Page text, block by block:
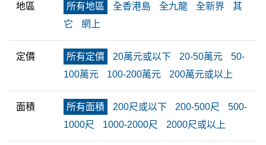
地區 所有地區 全香港島 全九龍 全新界
其
它
網上
定價 所有定價 20萬元或以下 20-50萬元
50-
100萬元
100-200萬元 200萬元或以上
面積 所有面積 200尺或以下 200-500尺
500-
1000尺
1000-2000尺 2000尺或以上